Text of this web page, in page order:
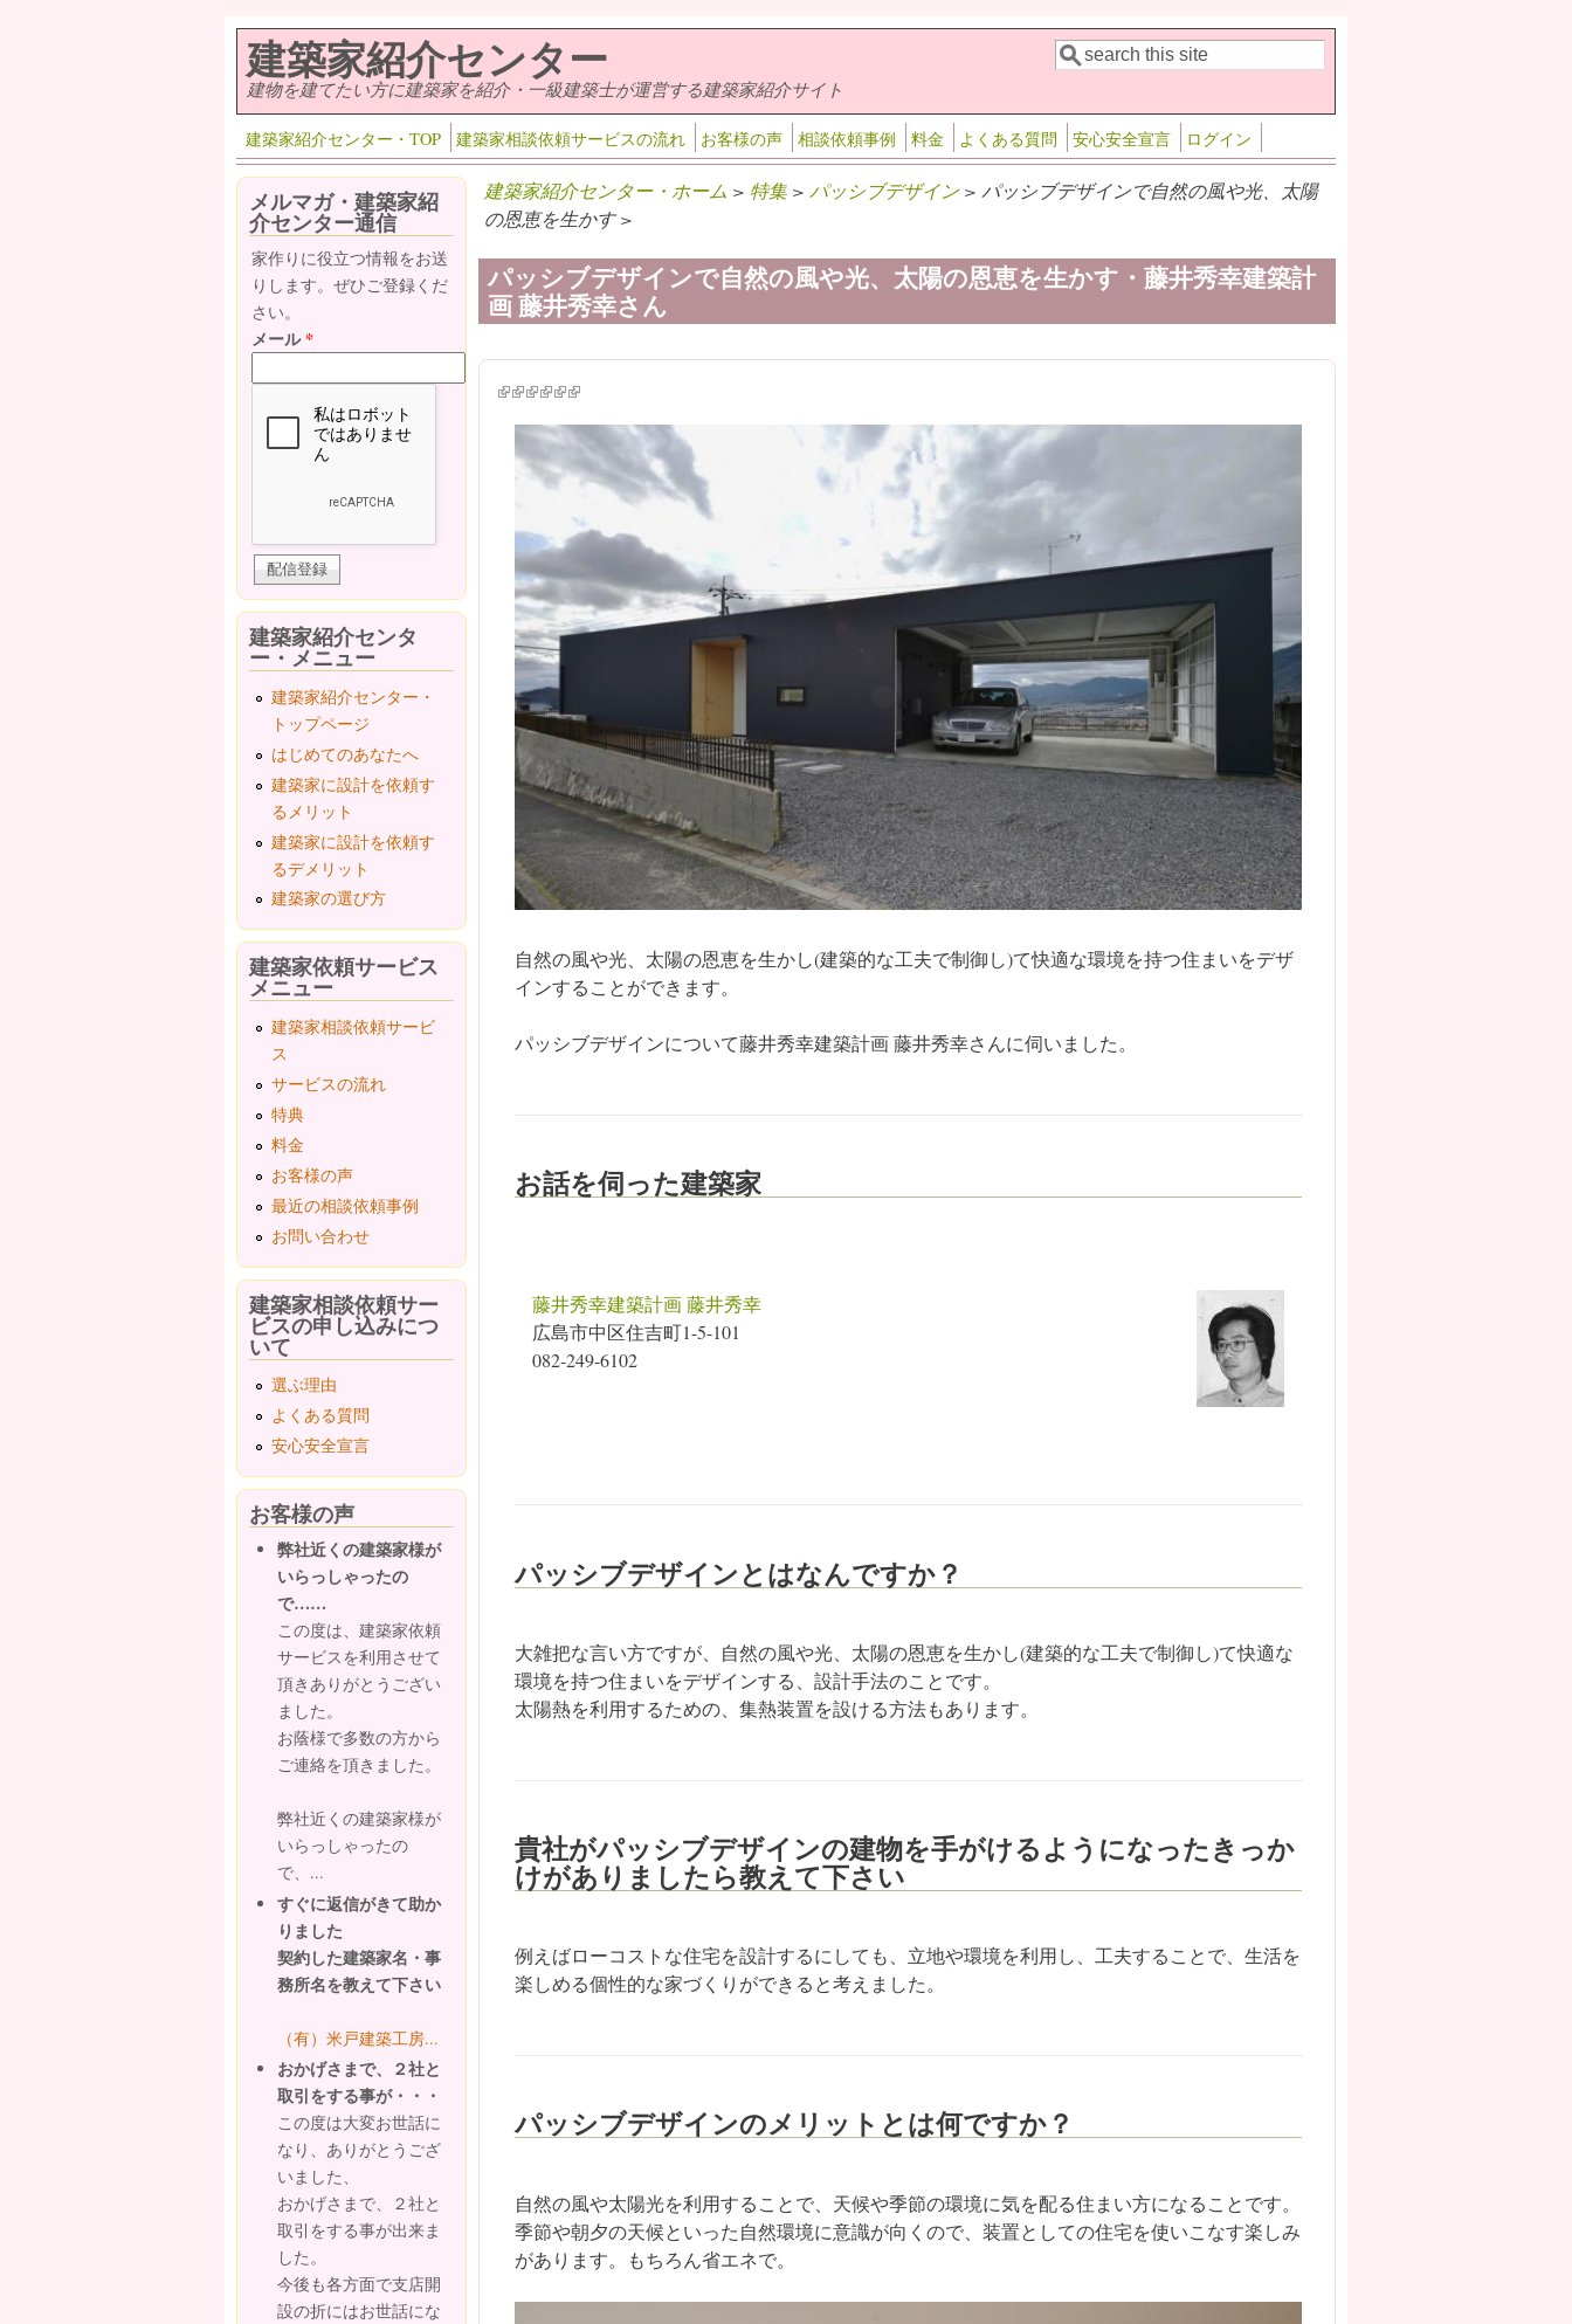
建築家紹介センター
建物を建てたい方に建築家を紹介・一級建築士が運営する建築家紹介サイト 検索フォーム
検索
建築家紹介センター・TOP 建築家相談依頼サービスの流れ お客様の声 相談依頼事例 料金 よくある質問 安心安全宣言 ログイン
建築家紹介センター・ホーム > 特集> パッシブデザイン> パッシブデザインで自然の風や光、太陽
の恩恵を生かす >
パッシブデザインで自然の風や光、太陽の恩恵を生かす・藤井秀幸建築計
画 藤井秀幸さん
(link is external)
(link is external)
(link is external)
(link is external)
(link is external)
(link is external)
自然の風や光、太陽の恩恵を生かし(建築的な工夫で制御し)て快適な環境を持つ住まいをデザ
インすることができます。
パッシブデザインについて藤井秀幸建築計画 藤井秀幸さんに伺いました。
お話を伺った建築家
藤井秀幸建築計画 藤井秀幸
広島市中区住吉町1-5-101
082-249-6102
パッシブデザインとはなんですか？
大雑把な言い方ですが、自然の風や光、太陽の恩恵を生かし(建築的な工夫で制御し)て快適な
環境を持つ住まいをデザインする、設計手法のことです。
太陽熱を利用するための、集熱装置を設ける方法もあります。
貴社がパッシブデザインの建物を手がけるようになったきっか
けがありましたら教えて下さい
例えばローコストな住宅を設計するにしても、立地や環境を利用し、工夫することで、生活を
楽しめる個性的な家づくりができると考えました。
パッシブデザインのメリットとは何ですか？
自然の風や太陽光を利用することで、天候や季節の環境に気を配る住まい方になることです。
季節や朝夕の天候といった自然環境に意識が向くので、装置としての住宅を使いこなす楽しみ
があります。もちろん省エネで。
メルマガ・建築家紹
介センター通信
家作りに役立つ情報をお送
りします。ぜひご登録くだ
さい。
メール*
建築家紹介センタ
ー・メニュー
建築家紹介センター・
トップページ
はじめてのあなたへ
建築家に設計を依頼す
るメリット
建築家に設計を依頼す
るデメリット
建築家の選び方
建築家依頼サービス
メニュー
建築家相談依頼サービ
ス
サービスの流れ
特典
料金
お客様の声
最近の相談依頼事例
お問い合わせ
建築家相談依頼サー
ビスの申し込みにつ
いて
選ぶ理由
よくある質問
安心安全宣言
お客様の声
弊社近くの建築家様が
いらっしゃったの
で……
この度は、建築家依頼
サービスを利用させて
頂きありがとうござい
ました。
お蔭様で多数の方から
ご連絡を頂きました。
弊社近くの建築家様が
いらっしゃったの
で、...
すぐに返信がきて助か
りました
契約した建築家名・事
務所名を教えて下さい
（有）米戸建築工房...
おかげさまで、２社と
取引をする事が・・・
この度は大変お世話に
なり、ありがとうござ
いました、
おかげさまで、２社と
取引をする事が出来ま
した。
今後も各方面で支店開
設の折にはお世話にな